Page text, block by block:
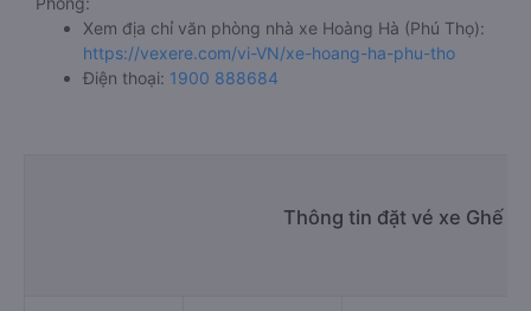
Xem địa chỉ văn phòng nhà xe Hoàng Hà (Phú Thọ):
https://vexere.com/vi-VN/xe-hoang-ha-phu-tho
Điện thoại: 1900 888684
Thông tin đặt vé xe Ghế